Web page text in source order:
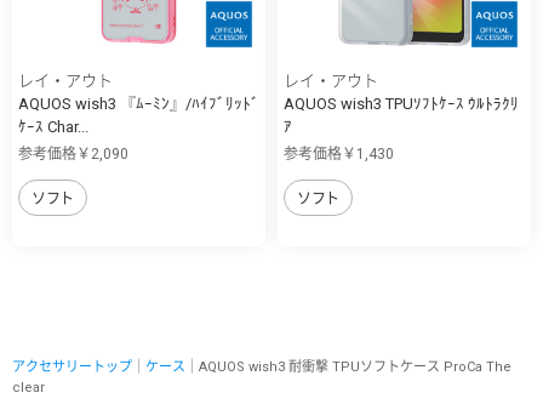
レイ・アウト
AQUOS wish3 『ﾑｰﾐﾝ』/ﾊｲﾌﾞﾘｯﾄﾞ
ｹｰｽ Char...
参考価格￥2,090
ソフト
レイ・アウト
AQUOS wish3 TPUｿﾌﾄｹｰｽ ｳﾙﾄﾗｸﾘ
ｱ
参考価格￥1,430
ソフト
アクセサリートップ ケース ｜AQUOS wish3 耐衝撃 TPUソフトケース ProCa The
clear